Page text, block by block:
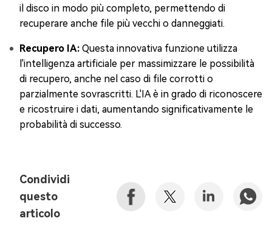
il disco in modo più completo, permettendo di
recuperare anche file più vecchi o danneggiati.
Recupero IA: Questa innovativa funzione utilizza
l'intelligenza artificiale per massimizzare le possibilità
di recupero, anche nel caso di file corrotti o
parzialmente sovrascritti. L'IA è in grado di riconoscere
e ricostruire i dati, aumentando significativamente le
probabilità di successo.
Condividi
questo
articolo